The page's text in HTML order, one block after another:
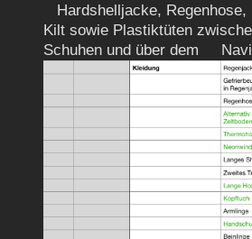
Hardshelljacke, Regenhose,
Kilt sowie Plastiktüten
Schuhen und über dem